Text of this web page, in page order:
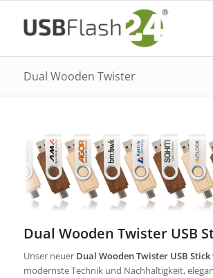
Dual Wooden Twister
Dual Wooden Twister USB
Unser neuer Dual Wooden Twister USB Stick
modernste Technik und Nachhaltigkeit,